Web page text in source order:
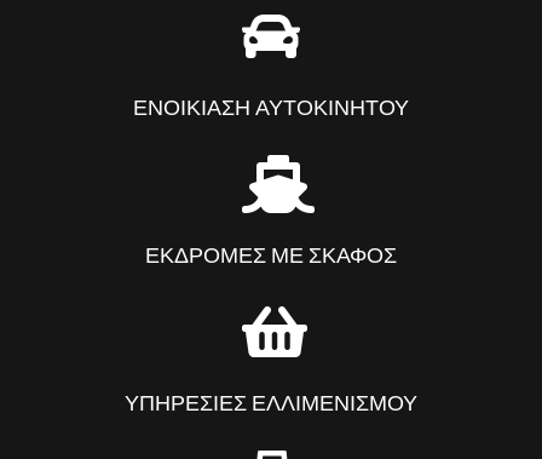
ΕΝΟΙΚΙΑΣΗ ΑΥΤΟΚΙΝΗΤΟΥ
ΕΚΔΡΟΜΕΣ ΜΕ ΣΚΑΦΟΣ
ΥΠΗΡΕΣΙΕΣ ΕΛΛΙΜΕΝΙΣΜΟΥ